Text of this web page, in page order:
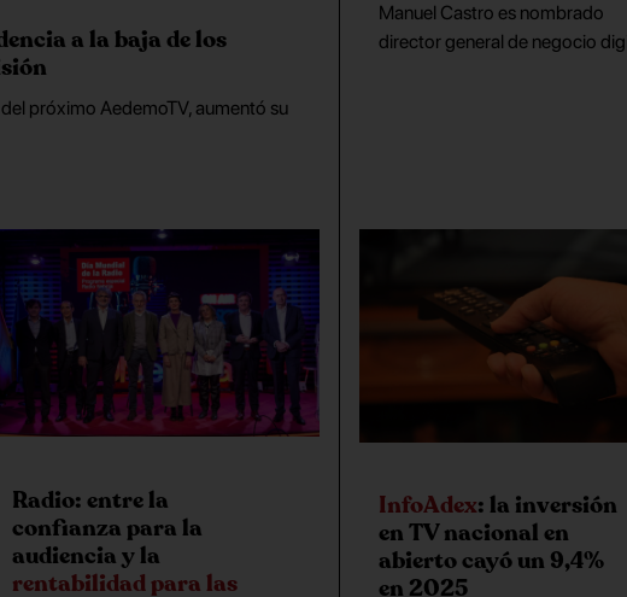
a la baja de los
próximo AedemoTV, aumentó su
Manuel Castro es nombrado
director general de negocio
Radio: entre la
confianza para la
audiencia y la
rentabilidad para las
InfoAdex: la inversión
en TV nacional en
abierto cayó un 9,4%
en 2025